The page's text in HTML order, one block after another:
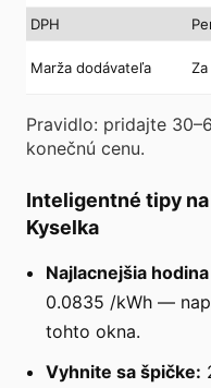
DPH
Marža dodávateľa Za
Pravidlo: pridajte
konečnú cenu.
Inteligentné tipy
Kyselka
Najlacnejšia
0.0835 /kWh —
tohto okna.
Vyhnite sa špičke: